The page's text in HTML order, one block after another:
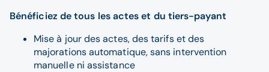
Bénéficiez de tous les actes et du tiers-payant
Mise à jour des actes, des tarifs et des
majorations automatique, sans intervention
manuelle ni assistance